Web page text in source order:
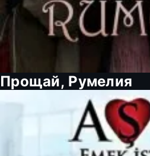
Прощай, Румелия